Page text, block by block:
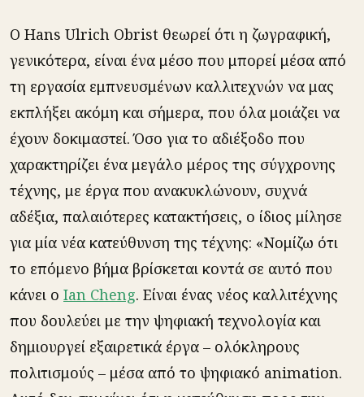
Ο Hans Ulrich Obrist θεωρεί ότι η ζωγραφική,
γενικότερα, είναι ένα μέσο που μπορεί μέσα από
τη εργασία εμπνευσμένων καλλιτεχνών να μας
εκπλήξει ακόμη και σήμερα, που όλα μοιάζει να
έχουν δοκιμαστεί. Όσο για το αδιέξοδο που
χαρακτηρίζει ένα μεγάλο μέρος της σύγχρονης
τέχνης, με έργα που ανακυκλώνουν, συχνά
αδέξια, παλαιότερες κατακτήσεις, ο ίδιος μίλησε
για μία νέα κατεύθυνση της τέχνης: «Νομίζω ότι
το επόμενο βήμα βρίσκεται κοντά σε αυτό που
κάνει ο Ian Cheng. Είναι ένας νέος καλλιτέχνης
που δουλεύει με την ψηφιακή τεχνολογία και
δημιουργεί εξαιρετικά έργα – ολόκληρους
πολιτισμούς – μέσα από το ψηφιακό animation.